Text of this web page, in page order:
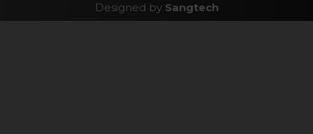
Designed by Sangtech